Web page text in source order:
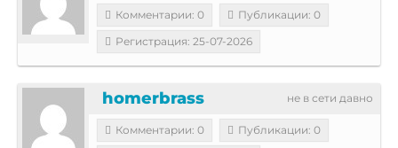
Комментарии: 0
Публикации: 0
Регистрация: 25-07-2026
не в сети давно
homerbrass
Комментарии: 0
Публикации: 0